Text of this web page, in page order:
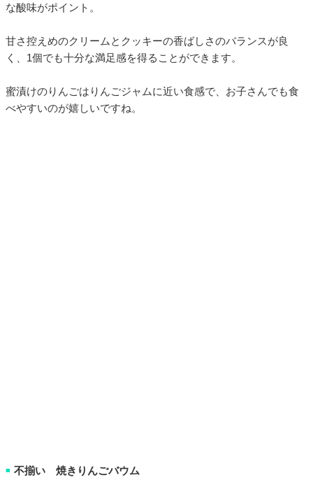
な酸味がポイント。
甘さ控えめのクリームとクッキーの香ばしさのバランスが良
く、1個でも十分な満足感を得ることができます。
蜜漬けのりんごはりんごジャムに近い食感で、お子さんでも食
べやすいのが嬉しいですね。
■ 不揃い 焼きりんごバウム